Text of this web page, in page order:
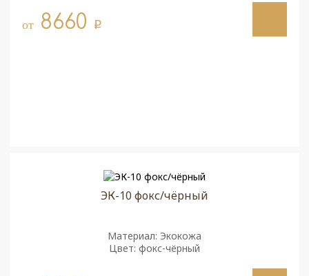
от8660 q
ЭК-10 фокс/чёрный
Материал: Экокожа
Цвет: фокс-чёрный